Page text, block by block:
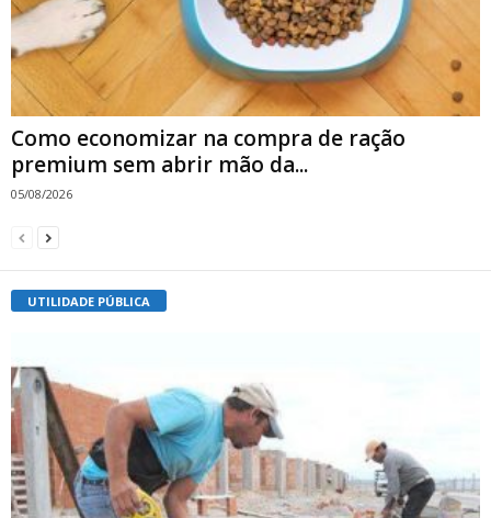
Como economizar na compra de ração
premium sem abrir mão da...
05/08/2026
UTILIDADE PÚBLICA